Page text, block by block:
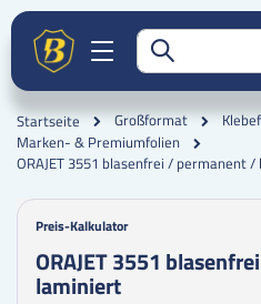
Startseite Großformat
Marken- & Premiumfolien
ORAJET 3551 blasenfrei / permanent
Preis-Kalkulator
ORAJET 3551
laminiert